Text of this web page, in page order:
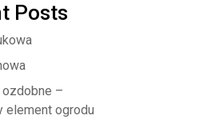
Posts
ozdobne –
element ogrodu